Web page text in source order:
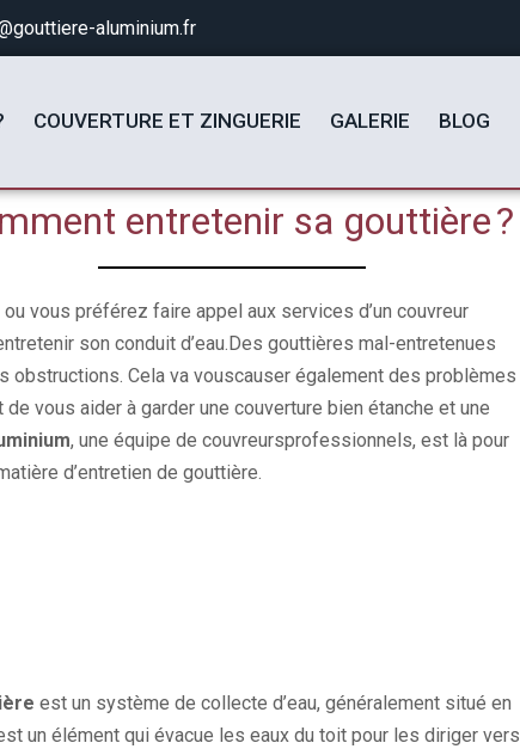
aluminium.fr
COUVERTURE ET ZINGUERIE GALERIE BLOG
entretenir sa gouttière ?
vous préférez faire appel aux services d’un couvreur
son conduit d’eau.Des gouttières mal-entretenues
Cela va vouscauser également des problèmes
vous aider à garder une couverture bien étanche et une
, une équipe de couvreursprofessionnels, est là pour
d’entretien de gouttière.
est un système de collecte d’eau, généralement situé en
un élément qui évacue les eaux du toit pour les diriger vers